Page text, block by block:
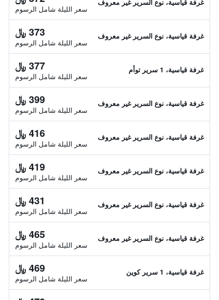
غرفة قياسية، نوع السرير غير معروف
سعر الليلة شامل الرسوم
غرفة قياسية، نوع السرير غير معروف 373 ﷼
سعر الليلة شامل الرسوم
غرفة قياسية، 1 سرير توأم 377 ﷼
سعر الليلة شامل الرسوم
غرفة قياسية، نوع السرير غير معروف 399 ﷼
سعر الليلة شامل الرسوم
غرفة قياسية، نوع السرير غير معروف 416 ﷼
سعر الليلة شامل الرسوم
غرفة قياسية، نوع السرير غير معروف 419 ﷼
سعر الليلة شامل الرسوم
غرفة قياسية، نوع السرير غير معروف 431 ﷼
سعر الليلة شامل الرسوم
غرفة قياسية، نوع السرير غير معروف 465 ﷼
سعر الليلة شامل الرسوم
غرفة قياسية، 1 سرير كوين 469 ﷼
سعر الليلة شامل الرسوم